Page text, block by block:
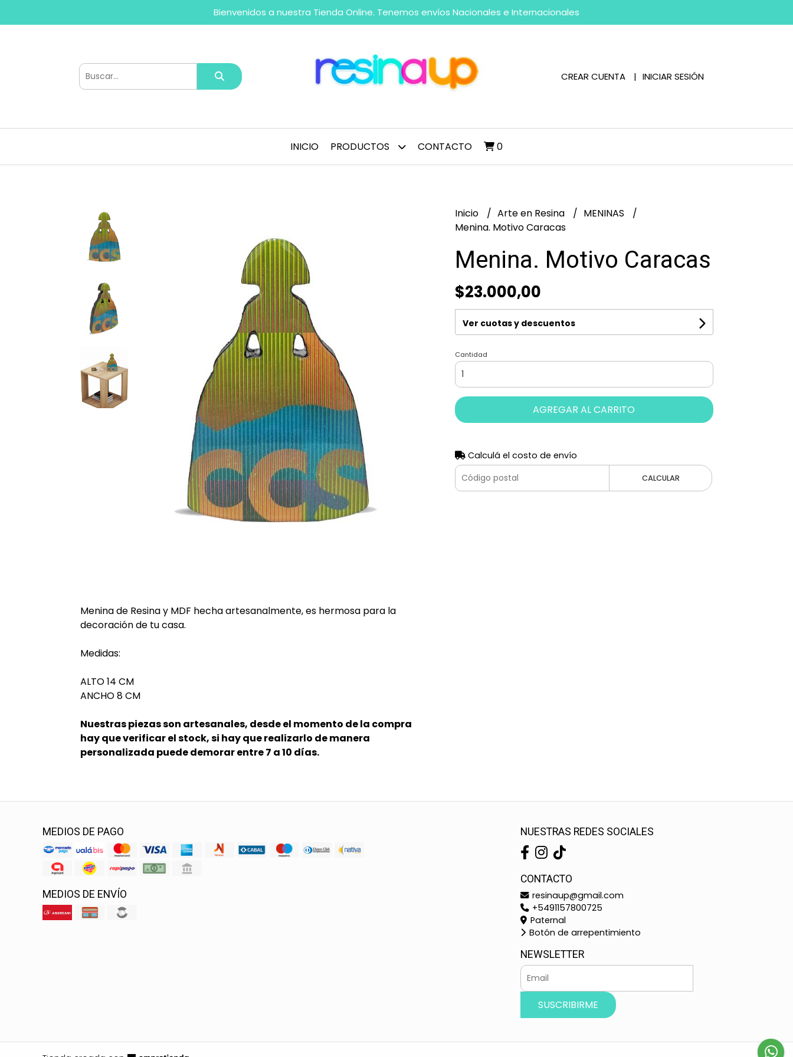
Bienvenidos a nuestra Tienda Online. Tenemos envíos Nacionales e Internacionales
CREAR CUENTA INICIAR SESIÓN
INICIO PRODUCTOS CONTACTO 0
Menina de Resina y MDF hecha artesanalmente, es hermosa para la
decoración de tu casa.
Medidas:
ALTO 14 CM
ANCHO 8 CM
Nuestras piezas son artesanales, desde el momento de la compra
hay que verificar el stock, si hay que realizarlo de manera
personalizada puede demorar entre 7 a 10 días.
Inicio Arte en Resina
MENINAS
Menina. Motivo Caracas
Menina. Motivo Caracas
$23.000,00
Ver cuotas y descuentos
Cantidad
AGREGAR AL CARRITO
Calculá el costo de envío
CALCULAR
MEDIOS DE PAGO
MEDIOS DE ENVÍO
NUESTRAS REDES SOCIALES
CONTACTO
resinaup@gmail.com
+5491157800725
Paternal
Botón de arrepentimiento
NEWSLETTER
SUSCRIBIRME